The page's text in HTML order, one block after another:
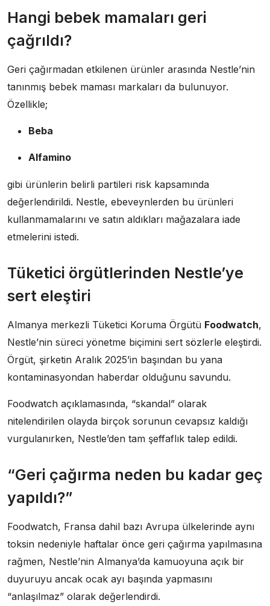
Hangi bebek mamaları geri
çağrıldı?
Geri çağırmadan etkilenen ürünler arasında Nestle’nin
tanınmış bebek maması markaları da bulunuyor.
Özellikle;
Beba
Alfamino
gibi ürünlerin belirli partileri risk kapsamında
değerlendirildi. Nestle, ebeveynlerden bu ürünleri
kullanmamalarını ve satın aldıkları mağazalara iade
etmelerini istedi.
Tüketici örgütlerinden Nestle’ye
sert eleştiri
Almanya merkezli Tüketici Koruma Örgütü Foodwatch,
Nestle’nin süreci yönetme biçimini sert sözlerle eleştirdi.
Örgüt, şirketin Aralık 2025’in başından bu yana
kontaminasyondan haberdar olduğunu savundu.
Foodwatch açıklamasında, “skandal” olarak
nitelendirilen olayda birçok sorunun cevapsız kaldığı
vurgulanırken, Nestle’den tam şeffaflık talep edildi.
“Geri çağırma neden bu kadar geç
yapıldı?”
Foodwatch, Fransa dahil bazı Avrupa ülkelerinde aynı
toksin nedeniyle haftalar önce geri çağırma yapılmasına
rağmen, Nestle’nin Almanya’da kamuoyuna açık bir
duyuruyu ancak ocak ayı başında yapmasını
“anlaşılmaz” olarak değerlendirdi.